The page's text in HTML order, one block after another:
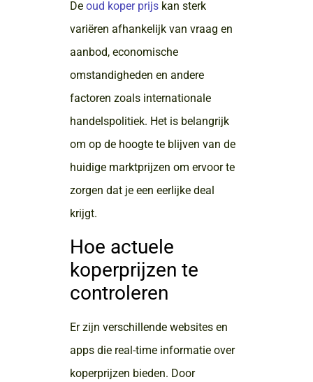
De oud koper prijs kan sterk
variëren afhankelijk van vraag en
aanbod, economische
omstandigheden en andere
factoren zoals internationale
handelspolitiek. Het is belangrijk
om op de hoogte te blijven van de
huidige marktprijzen om ervoor te
zorgen dat je een eerlijke deal
krijgt.
Hoe actuele
koperprijzen te
controleren
Er zijn verschillende websites en
apps die real-time informatie over
koperprijzen bieden. Door